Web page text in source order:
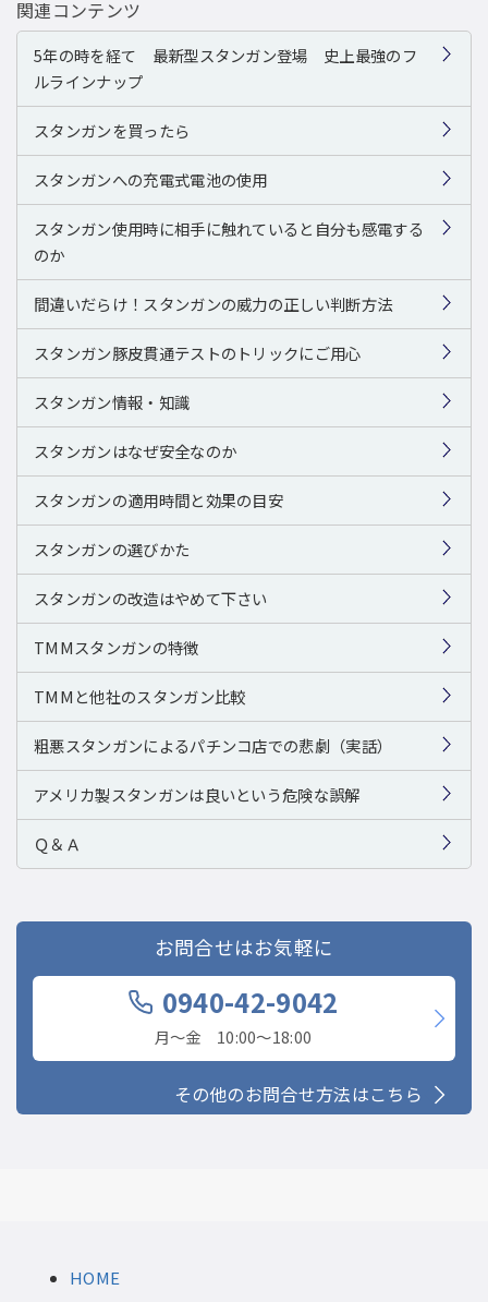
関連コンテンツ
5年の時を経て 最新型スタンガン登場 史上最強のフ
ルラインナップ
スタンガンを買ったら
スタンガンへの充電式電池の使用
スタンガン使用時に相手に触れていると自分も感電する
のか
間違いだらけ！スタンガンの威力の正しい判断方法
スタンガン豚皮貫通テストのトリックにご用心
スタンガン情報・知識
スタンガンはなぜ安全なのか
スタンガンの適用時間と効果の目安
スタンガンの選びかた
スタンガンの改造はやめて下さい
TMMスタンガンの特徴
TMMと他社のスタンガン比較
粗悪スタンガンによるパチンコ店での悲劇（実話）
アメリカ製スタンガンは良いという危険な誤解
Ｑ＆Ａ
お問合せはお気軽に
0940-42-9042
月〜金 10:00〜18:00
その他のお問合せ方法はこちら
HOME